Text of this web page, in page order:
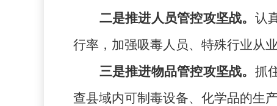
二是推进人员管控攻坚战。 认
行率，加强吸毒人员、特殊行业从
三是推进物品管控攻坚战。 抓
查县域内可制毒设备、化学品的生